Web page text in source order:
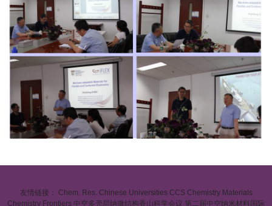
友情链接： Chem. Res. Chinese Universities CCS Chemistry Materials
Chemistry Frontiers 中空多壳层纳微结构香山科学会议 第二届中空纳米材料国际